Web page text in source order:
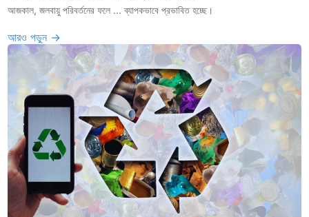
আজকাল, জলবায়ু পরিবর্তনের ফলে ... ব্যাপকভাবে প্রভাবিত হচ্ছে।
আরও পড়ুন →